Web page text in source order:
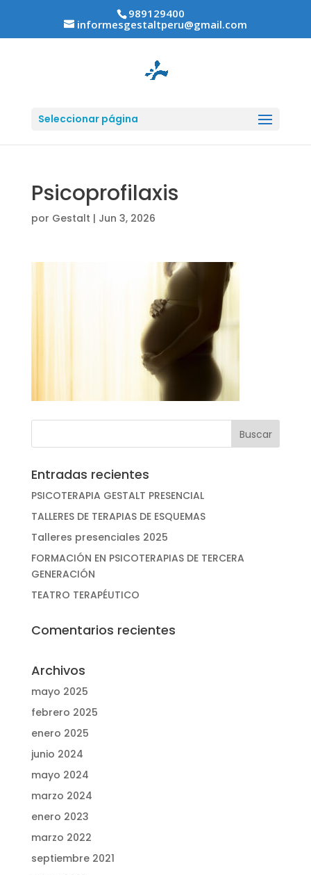
989129400
informesgestaltperu@gmail.com
Seleccionar página
Psicoprofilaxis
por Gestalt | Jun 3, 2026
Entradas recientes
PSICOTERAPIA GESTALT PRESENCIAL
TALLERES DE TERAPIAS DE ESQUEMAS
Talleres presenciales 2025
FORMACIÓN EN PSICOTERAPIAS DE TERCERA
GENERACIÓN
TEATRO TERAPÉUTICO
Comentarios recientes
Archivos
mayo 2025
febrero 2025
enero 2025
junio 2024
mayo 2024
marzo 2024
enero 2023
marzo 2022
septiembre 2021